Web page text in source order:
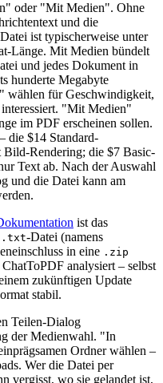
oder "Mit Medien". Ohne
und die
ist typischerweise unter
Länge. Mit Medien bündelt
und jedes Dokument in
hunderte Megabyte
wählen für Geschwindigkeit,
"Mit Medien"
im PDF erscheinen sollen.
die $14 Standard-
Rendering; die $7 Basic-
Text ab. Nach der Auswahl
und die Datei kann am
ist das
.txt-Datei (namens
in eine .zip
analysiert – selbst
zukünftigen Update
stabil.
Teilen-Dialog
der Medienwahl. "In
Ordner wählen –
Wer die Datei per
vergisst, wo sie gelandet ist,